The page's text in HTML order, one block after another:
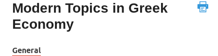
Modern Topics in Greek
Economy
General